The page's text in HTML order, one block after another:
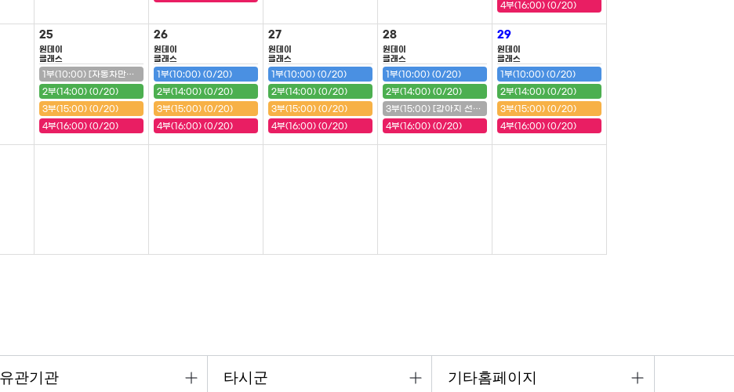
4부(16:00) (0/20)
25
원데이
클래스
1부(10:00) [자동차만들기(구급차)] (20/20) (마감)
2부(14:00) (0/20)
3부(15:00) (0/20)
4부(16:00) (0/20)
26
원데이
클래스
1부(10:00) (0/20)
2부(14:00) (0/20)
3부(15:00) (0/20)
4부(16:00) (0/20)
27
원데이
클래스
1부(10:00) (0/20)
2부(14:00) (0/20)
3부(15:00) (0/20)
4부(16:00) (0/20)
28
원데이
클래스
1부(10:00) (0/20)
2부(14:00) (0/20)
3부(15:00) [강아지 선반] (20/20) (마감)
4부(16:00) (0/20)
29
원데이
클래스
1부(10:00) (0/20)
2부(14:00) (0/20)
3부(15:00) (0/20)
4부(16:00) (0/20)